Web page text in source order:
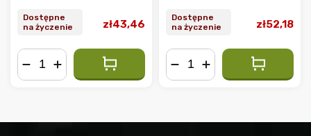
Dostępne
na życzenie
zł43,46
Dostępne
na życzenie
zł52,18